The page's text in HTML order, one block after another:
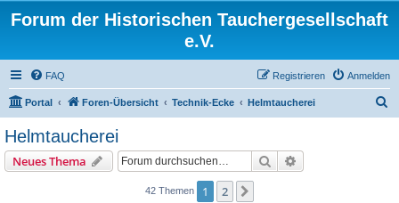
Forum der Historischen Tauchergesellschaft
e.V.
FAQ Anmelden
Registrieren
Portal Foren-Übersicht Technik-Ecke Helmtaucherei
Helmtaucherei
Neues Thema Suche
42 Themen 1 2